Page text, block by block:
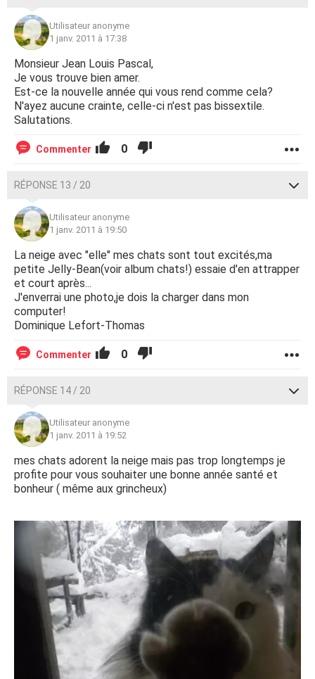
Utilisateur anonyme
1 janv. 2011 à 17:38
Monsieur Jean Louis Pascal,
Je vous trouve bien amer.
Est-ce la nouvelle année qui vous rend comme cela?
N'ayez aucune crainte, celle-ci n'est pas bissextile.
Salutations.
Commenter 0
RÉPONSE 13 / 20
Utilisateur anonyme
1 janv. 2011 à 19:50
La neige avec "elle" mes chats sont tout excités,ma
petite Jelly-Bean(voir album chats!) essaie d'en attrapper
et court après...
J'enverrai une photo,je dois la charger dans mon
computer!
Dominique Lefort-Thomas
Commenter 0
RÉPONSE 14 / 20
Utilisateur anonyme
1 janv. 2011 à 19:52
mes chats adorent la neige mais pas trop longtemps je
profite pour vous souhaiter une bonne année santé et
bonheur ( même aux grincheux)